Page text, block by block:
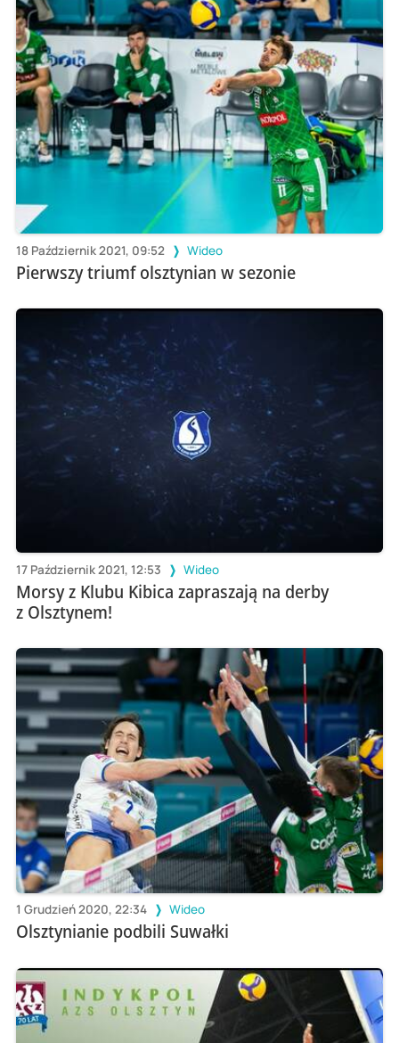
18 Październik 2021, 09:52 Wideo
Pierwszy triumf olsztynian w sezonie
17 Październik 2021, 12:53 Wideo
Morsy z Klubu Kibica zapraszają na derby
z Olsztynem!
1 Grudzień 2020, 22:34 Wideo
Olsztynianie podbili Suwałki